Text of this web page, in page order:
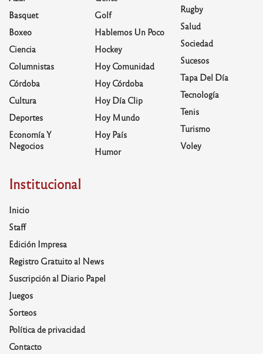
Basquet
Boxeo
Ciencia
Columnistas
Córdoba
Cultura
Deportes
Economía Y
Negocios
Golf
Hablemos Un Poco
Hockey
Hoy Comunidad
Hoy Córdoba
Hoy Día Clip
Hoy Mundo
Hoy País
Humor
Rugby
Salud
Sociedad
Sucesos
Tapa Del Día
Tecnología
Tenis
Turismo
Voley
Institucional
Inicio
Staff
Edición Impresa
Registro Gratuito al News
Suscripción al Diario Papel
Juegos
Sorteos
Política de privacidad
Contacto